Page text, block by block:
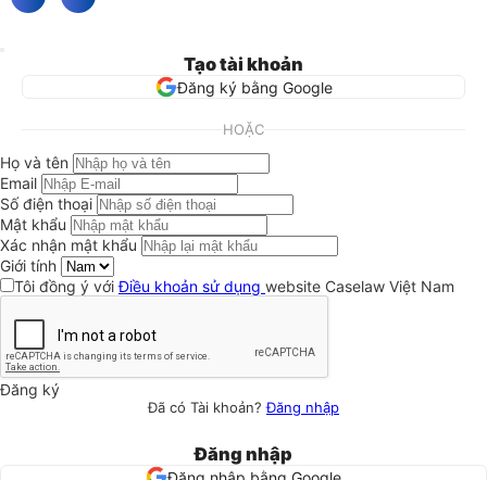
Tạo tài khoản
Đăng ký bằng Google
HOẶC
Họ và tên
Email
Số điện thoại
Mật khẩu
Xác nhận mật khẩu
Giới tính
Tôi đồng ý vớiĐiều khoản sử dụng website Caselaw Việt Nam
Đăng ký
Đã có Tài khoản?Đăng nhập
Đăng nhập